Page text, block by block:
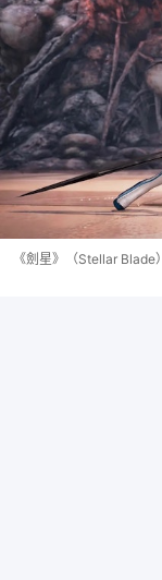
《劍星》（Stellar Blade）